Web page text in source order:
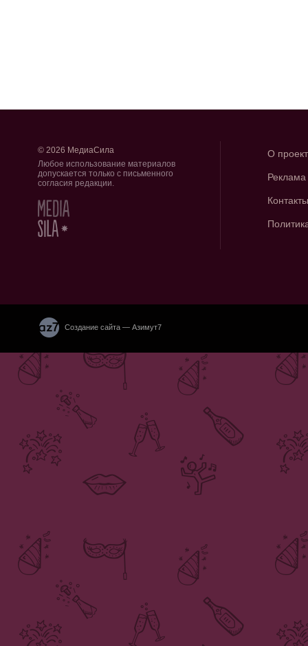
© 2026 МедиаСила
Любое использование материалов
допускается только с письменного
согласия редакции.
О
Реклама
Контакты
Создание сайта — Азимут7